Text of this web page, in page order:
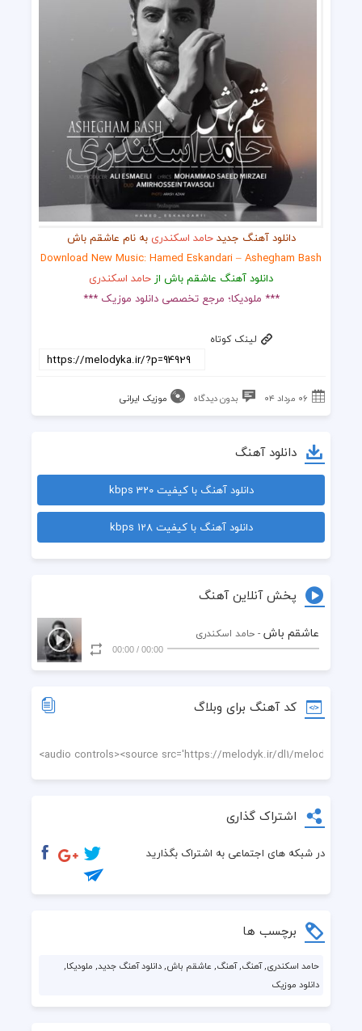
دانلود آهنگ جدیدحامد اسکندری به نام عاشقم باش
Download New Music: Hamed Eskandari – Ashegham Bash
دانلود آهنگ عاشقم باش از حامد اسکندری
*** ملودیکا؛ مرجع تخصصی دانلود موزیک ***
لینک کوتاه
۰۶ مرداد ۰۴ بدون دیدگاه موزیک ایرانی
دانلود آهنگ
دانلود آهنگ با کیفیت 320 kbps
دانلود آهنگ با کیفیت 128 kbps
پخش آنلاین آهنگ
عاشقم باش - حامد اسکندری
00:00
/
00:00
کد آهنگ برای وبلاگ
اشتراک گذاری
در شبکه های اجتماعی به اشتراک بگذارید
برچسب ها
حامد اسکندری, آهنگ, آهنگ, عاشقم باش, دانلود آهنگ جدید, ملودیکا,
دانلود موزیک